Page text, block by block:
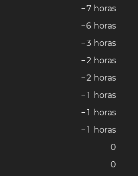
−7 horas
−6 horas
−3 horas
−2 horas
−2 horas
− 1 horas
− 1 horas
− 1 horas
0
0